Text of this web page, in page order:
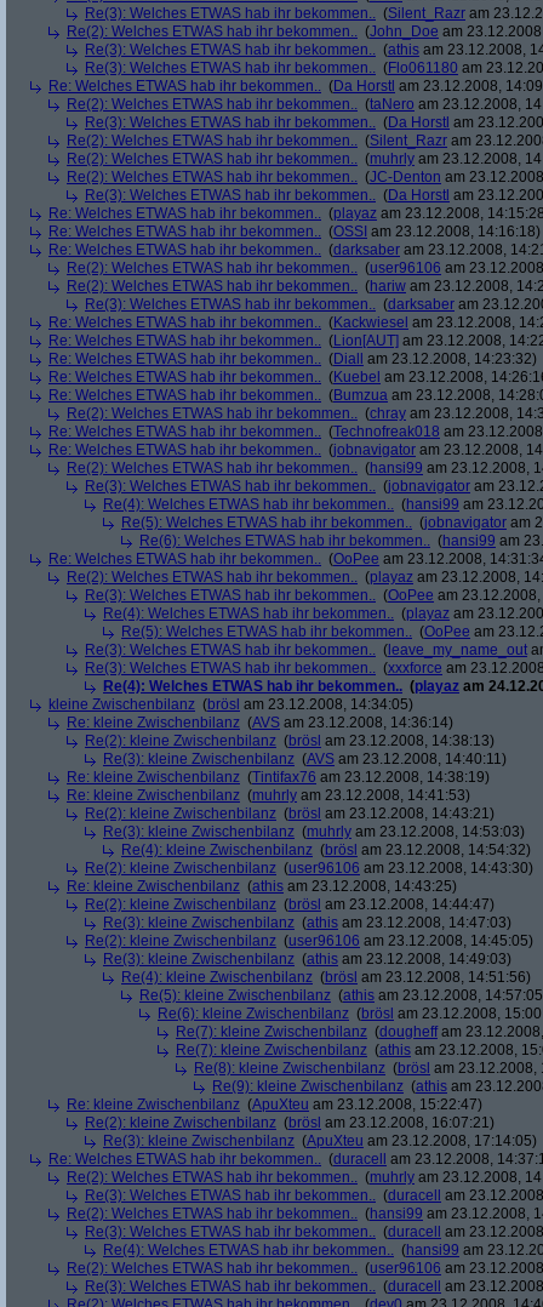
Re(3): Welches ETWAS hab ihr bekommen.. (Silent_Razr am
Re(2): Welches ETWAS hab ihr bekommen.. (John_Doe am
Re(3): Welches ETWAS hab ihr bekommen.. (athis am 23.12.2008,
Re(3): Welches ETWAS hab ihr bekommen.. (Flo061180 am
Re: Welches ETWAS hab ihr bekommen.. (Da Horstl am 23.12.2008,
Re(2): Welches ETWAS hab ihr bekommen.. (taNero am 23.12.2008,
Re(3): Welches ETWAS hab ihr bekommen.. (Da Horstl am
Re(2): Welches ETWAS hab ihr bekommen.. (Silent_Razr am
Re(2): Welches ETWAS hab ihr bekommen.. (muhrly am 23.12.2008,
Re(2): Welches ETWAS hab ihr bekommen.. (JC-Denton am
Re(3): Welches ETWAS hab ihr bekommen.. (Da Horstl am
Re: Welches ETWAS hab ihr bekommen.. (playaz am 23.12.2008,
Re: Welches ETWAS hab ihr bekommen.. (OSSI am 23.12.2008, 14:16:18)
Re: Welches ETWAS hab ihr bekommen.. (darksaber am 23.12.2008,
Re(2): Welches ETWAS hab ihr bekommen.. (user96106 am
Re(2): Welches ETWAS hab ihr bekommen.. (hariw am 23.12.2008,
Re(3): Welches ETWAS hab ihr bekommen.. (darksaber am
Re: Welches ETWAS hab ihr bekommen.. (Kackwiesel am 23.12.2008,
Re: Welches ETWAS hab ihr bekommen.. (Lion[AUT] am 23.12.2008,
Re: Welches ETWAS hab ihr bekommen.. (Diall
am 23.12.2008, 14:23:32)
Re: Welches ETWAS hab ihr bekommen.. (Kuebel am 23.12.2008,
Re: Welches ETWAS hab ihr bekommen.. (Bumzua am 23.12.2008,
Re(2): Welches ETWAS hab ihr bekommen.. (chray am 23.12.2008,
Re: Welches ETWAS hab ihr bekommen.. (Technofreak018 am
Re: Welches ETWAS hab ihr bekommen.. (jobnavigator am 23.12.2008,
Re(2): Welches ETWAS hab ihr bekommen.. (hansi99 am 23.12.2008,
Re(3): Welches ETWAS hab ihr bekommen.. (jobnavigator am
Re(4): Welches ETWAS hab ihr bekommen.. (hansi99 am
Re(5): Welches ETWAS hab ihr bekommen.. (jobnavigator am
Re(6): Welches ETWAS hab ihr bekommen.. (hansi99 am
Re: Welches ETWAS hab ihr bekommen.. (OoPee am 23.12.2008,
Re(2): Welches ETWAS hab ihr bekommen.. (playaz am 23.12.2008,
Re(3): Welches ETWAS hab ihr bekommen.. (OoPee am
Re(4): Welches ETWAS hab ihr bekommen.. (playaz am
Re(5): Welches ETWAS hab ihr bekommen.. (OoPee am
Re(3): Welches ETWAS hab ihr bekommen.. ( leave_my_name_out
Re(3): Welches ETWAS hab ihr bekommen.. (xxxforce am
Re(4): Welches ETWAS hab ihr bekommen.. (playaz am
kleine Zwischenbilanz (brösl am 23.12.2008, 14:34:05)
Re: kleine Zwischenbilanz (AVS am 23.12.2008, 14:36:14)
Re(2): kleine Zwischenbilanz (brösl am 23.12.2008, 14:38:13)
Re(3): kleine Zwischenbilanz (AVS am 23.12.2008, 14:40:11)
Re: kleine Zwischenbilanz (Tintifax76 am 23.12.2008, 14:38:19)
Re: kleine Zwischenbilanz (muhrly am 23.12.2008, 14:41:53)
Re(2): kleine Zwischenbilanz (brösl am 23.12.2008, 14:43:21)
Re(3): kleine Zwischenbilanz (muhrly am 23.12.2008, 14:53:03)
Re(4): kleine Zwischenbilanz (brösl am 23.12.2008, 14:54:32)
Re(2): kleine Zwischenbilanz (user96106 am 23.12.2008, 14:43:30)
Re: kleine Zwischenbilanz (athis am 23.12.2008, 14:43:25)
Re(2): kleine Zwischenbilanz (brösl am 23.12.2008, 14:44:47)
Re(3): kleine Zwischenbilanz (athis am 23.12.2008, 14:47:03)
Re(2): kleine Zwischenbilanz (user96106 am 23.12.2008, 14:45:05)
Re(3): kleine Zwischenbilanz (athis am 23.12.2008, 14:49:03)
Re(4): kleine Zwischenbilanz (brösl am 23.12.2008, 14:51:56)
Re(5): kleine Zwischenbilanz (athis am 23.12.2008,
Re(6): kleine Zwischenbilanz (brösl am 23.12.2008,
Re(7): kleine Zwischenbilanz (dougheffam
Re(7): kleine Zwischenbilanz (athis am 23.12.2008,
Re(8): kleine Zwischenbilanz (brösl am 23.12.2008,
Re(9): kleine Zwischenbilanz (athis am
Re: kleine Zwischenbilanz (ApuXteu am 23.12.2008, 15:22:47)
Re(2): kleine Zwischenbilanz (brösl am 23.12.2008, 16:07:21)
Re(3): kleine Zwischenbilanz (ApuXteu am 23.12.2008, 17:14:05)
Re: Welches ETWAS hab ihr bekommen.. (duracell
am 23.12.2008,
Re(2): Welches ETWAS hab ihr bekommen.. (muhrly am 23.12.2008,
Re(3): Welches ETWAS hab ihr bekommen.. (duracell
am
Re(2): Welches ETWAS hab ihr bekommen.. (hansi99 am 23.12.2008,
Re(3): Welches ETWAS hab ihr bekommen.. (duracell
am
Re(4): Welches ETWAS hab ihr bekommen.. (hansi99 am
Re(2): Welches ETWAS hab ihr bekommen.. (user96106 am
Re(3): Welches ETWAS hab ihr bekommen.. (duracell
am